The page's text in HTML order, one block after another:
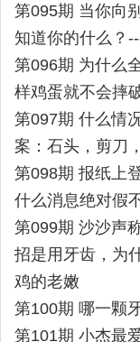
第095期 当你向
知道你的什么？
第096期 为什么
样鸡蛋就不会摔
第097期 什么情
案：石头，剪刀
第098期 报纸上
什么消息绝对假
第099期 沙沙声
招是用牙齿，为
鸡的老嫩
第100期 哪一颗
第101期 小杰最